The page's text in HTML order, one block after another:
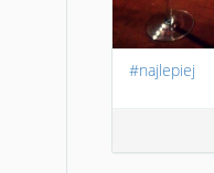
#najlepiej